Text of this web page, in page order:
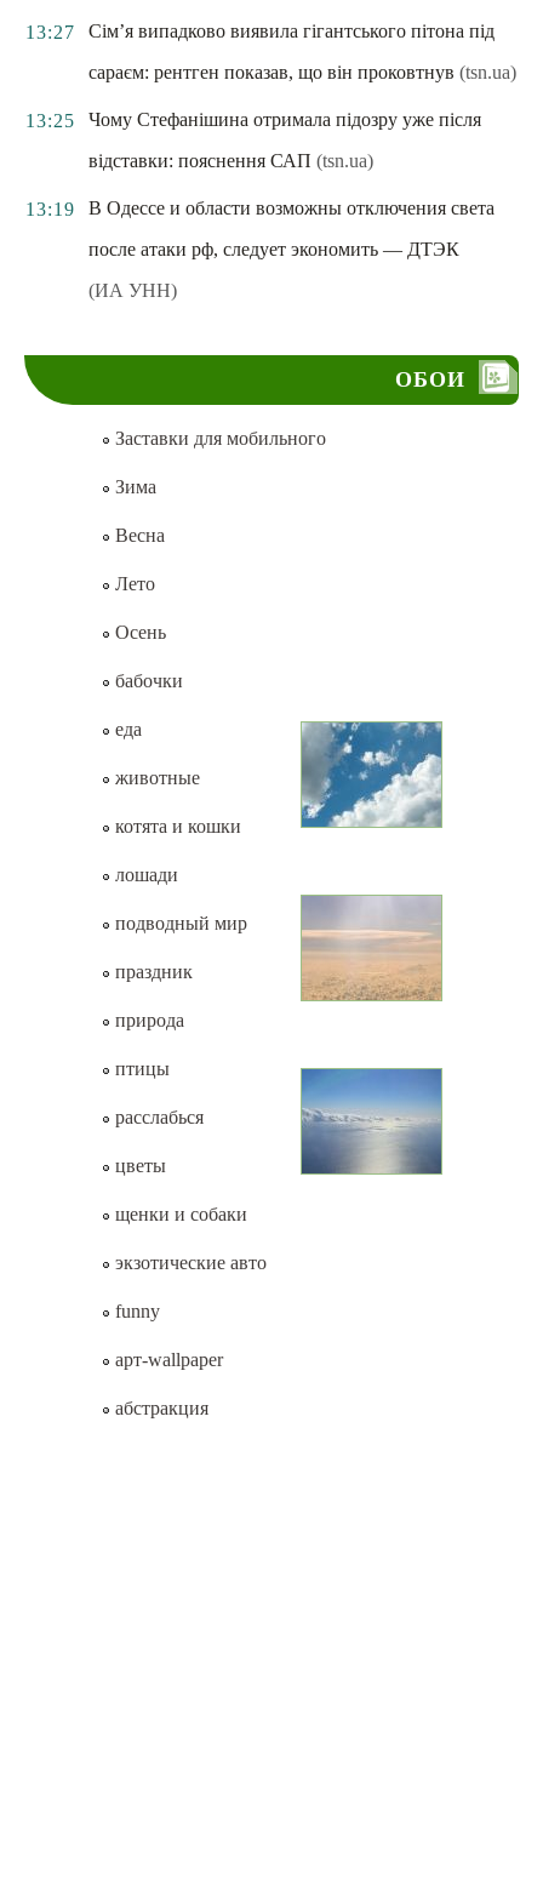
13:27
Сім’я випадково виявила гігантського пітона під
сараєм: рентген показав, що він проковтнув (tsn.ua)
13:25
Чому Стефанішина отримала підозру уже після
відставки: пояснення САП (tsn.ua)
13:19
В Одессе и области возможны отключения света
после атаки рф, следует экономить — ДТЭК
(ИА УНН)
ОБОИ
Заставки для мобильного
Зима
Весна
Лето
Осень
бабочки
еда
животные
котята и кошки
лошади
подводный мир
праздник
природа
птицы
расслабься
цветы
щенки и собаки
экзотические авто
funny
арт-wallpaper
абстракция